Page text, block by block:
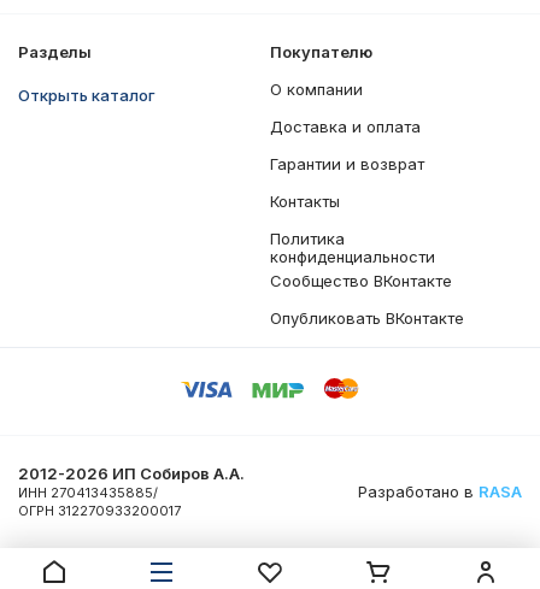
Разделы
Открыть каталог
Покупателю
О компании
Доставка и оплата
Гарантии и возврат
Контакты
Политика
конфиденциальности
Сообщество ВКонтакте
Опубликовать ВКонтакте
2012-2026 ИП Собиров А.А.
ИНН 270413435885/
ОГРН 312270933200017
Разработано в RASA